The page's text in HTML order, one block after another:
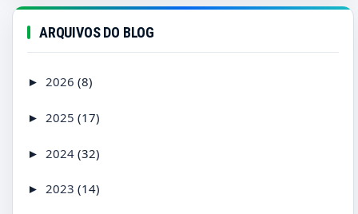
ARQUIVOS DO BLOG
► 2026 (8)
► 2025 (17)
► 2024 (32)
► 2023 (14)